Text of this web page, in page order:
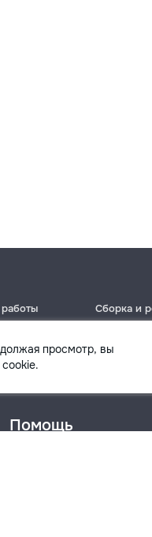
просмотр, вы
Сборка и
Ботаника
Помощь